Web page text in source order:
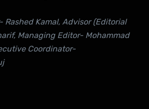
Rashed Kamal, Advisor (Editorial
Managing Editor- Mohammad
Coordinator-